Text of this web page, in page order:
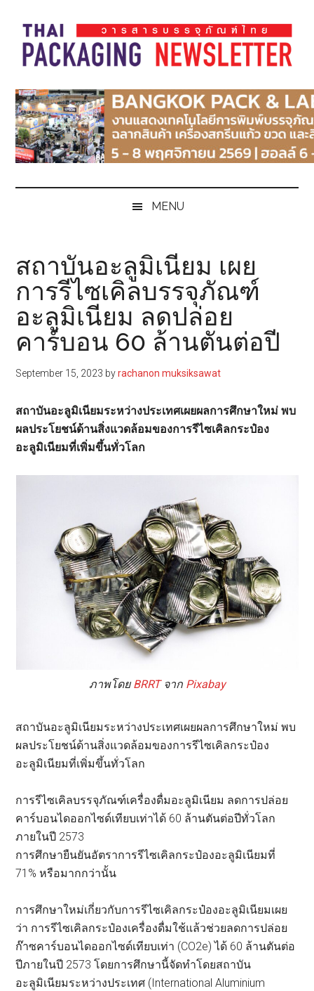
main
content
secondary
menu
primary
sidebar
footer
Thai
Pack
Magazine
Pack
Magazine
MENU
สถาบันอะลูมิเนียม เผย
การรีไซเคิลบรรจุภัณฑ์
อะลูมิเนียม ลดปล่อย
คาร์บอน 60 ล้านตันต่อปี
September 15, 2023 byrachanon muksiksawat
สถาบันอะลูมิเนียมระหว่างประเทศเผยผลการศึกษาใหม่ พบ
ผลประโยชน์ด้านสิ่งแวดล้อมของการรีไซเคิลกระป๋อง
อะลูมิเนียมที่เพิ่มขึ้นทั่วโลก
ภาพโดยBRRTจาก Pixabay
สถาบันอะลูมิเนียมระหว่างประเทศเผยผลการศึกษาใหม่ พบ
ผลประโยชน์ด้านสิ่งแวดล้อมของการรีไซเคิลกระป๋อง
อะลูมิเนียมที่เพิ่มขึ้นทั่วโลก
การรีไซเคิลบรรจุภัณฑ์เครื่องดื่มอะลูมิเนียม ลดการปล่อย
คาร์บอนไดออกไซด์เทียบเท่าได้ 60 ล้านตันต่อปีทั่วโลก
ภายในปี 2573
การศึกษายืนยันอัตราการรีไซเคิลกระป๋องอะลูมิเนียมที่
71% หรือมากกว่านั้น
การศึกษาใหม่เกี่ยวกับการรีไซเคิลกระป๋องอะลูมิเนียมเผย
ว่า การรีไซเคิลกระป๋องเครื่องดื่มใช้แล้วช่วยลดการปล่อย
ก๊าซคาร์บอนไดออกไซด์เทียบเท่า (CO2e) ได้ 60 ล้านตันต่อ
ปีภายในปี 2573 โดยการศึกษานี้จัดทำโดยสถาบัน
อะลูมิเนียมระหว่างประเทศ (International Aluminium